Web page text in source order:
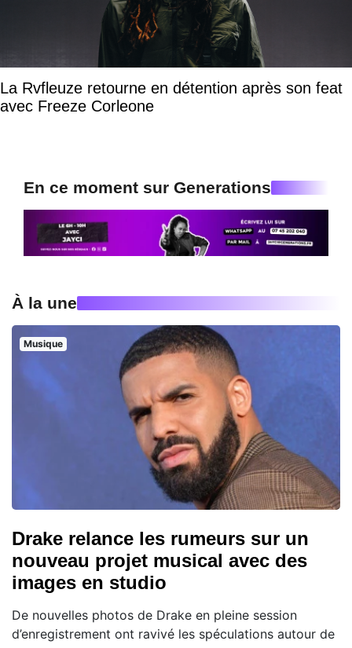
La Rvfleuze retourne en détention après son feat
avec Freeze Corleone
En ce moment sur Generations
À la une
Musique
Drake relance les rumeurs sur un
nouveau projet musical avec des
images en studio
De nouvelles photos de Drake en pleine session
d’enregistrement ont ravivé les spéculations autour de